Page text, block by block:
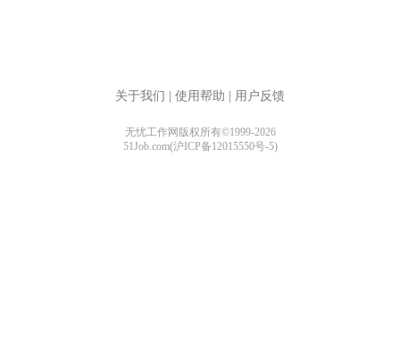
关于我们 使用帮助 用户反馈
无忧工作网版权所有©1999-2026
51Job.com(沪ICP备12015550号-5)